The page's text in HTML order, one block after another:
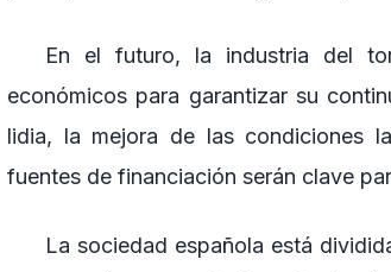
En el futuro, la industria del
económicos para garantizar su
lidia, la mejora de las condiciones
fuentes de financiación serán clave
La sociedad española está